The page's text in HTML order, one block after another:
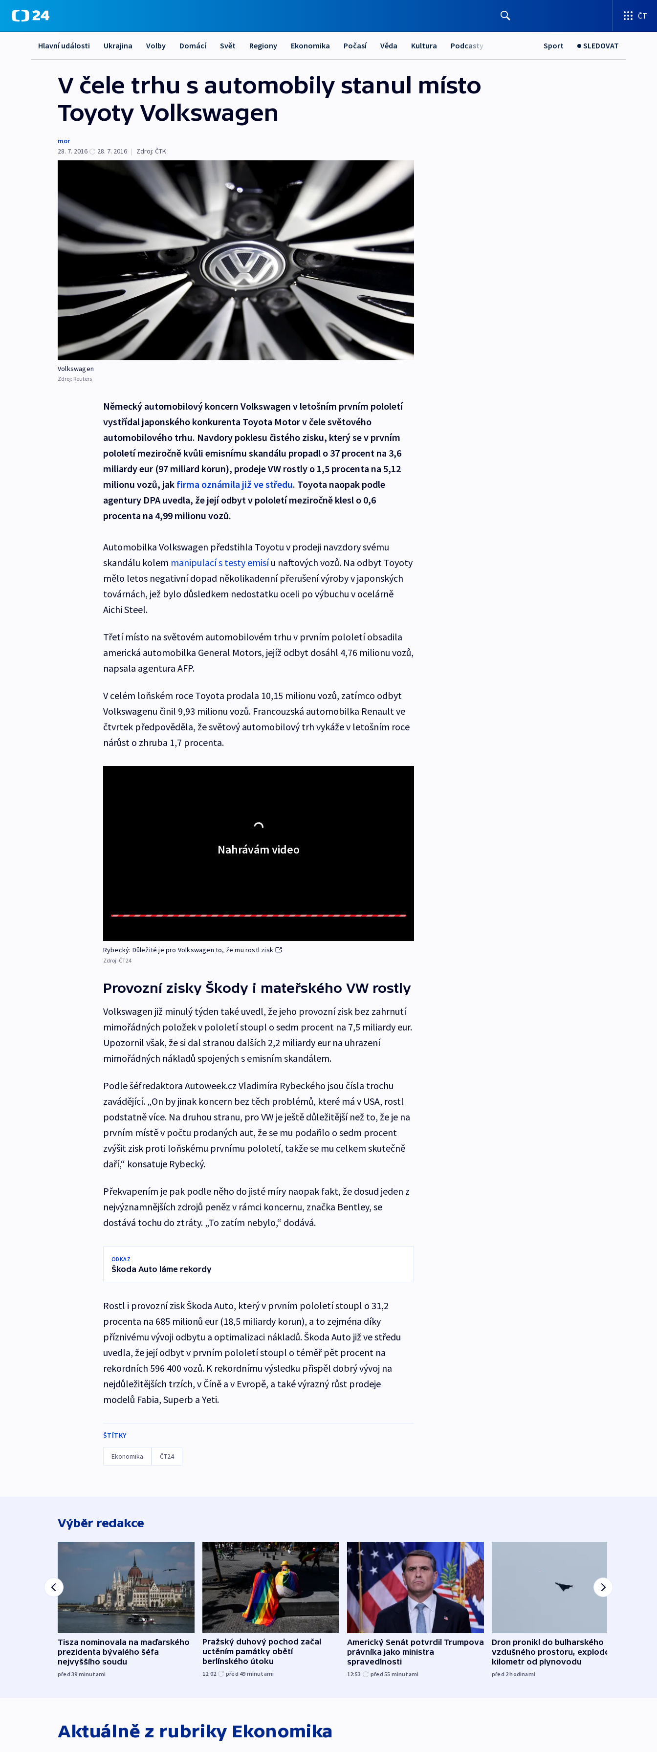
ČT
Hlavní události Ukrajina Volby Domácí Svět Regiony Ekonomika Počasí Věda Kultura Podcasty Sport SLEDOVAT
V čele trhu s automobily stanul místo
Toyoty Volkswagen
mor
28. 7. 2016
28. 7. 2016 | Zdroj: ČTK
Volkswagen
Zdroj: Reuters
Německý automobilový koncern Volkswagen v letošním prvním pololetí
vystřídal japonského konkurenta Toyota Motor v čele světového
automobilového trhu. Navdory poklesu čistého zisku, který se v prvním
pololetí meziročně kvůli emisnímu skandálu propadl o 37 procent na 3,6
miliardy eur (97 miliard korun), prodeje VW rostly o 1,5 procenta na 5,12
milionu vozů, jak firma oznámila již ve středu. Toyota naopak podle
agentury DPA uvedla, že její odbyt v pololetí meziročně klesl o 0,6
procenta na 4,99 milionu vozů.
Automobilka Volkswagen předstihla Toyotu v prodeji navzdory svému
skandálu kolem manipulací s testy emisíu naftových vozů. Na odbyt Toyoty
mělo letos negativní dopad několikadenní přerušení výroby v japonských
továrnách, jež bylo důsledkem nedostatku oceli po výbuchu v ocelárně
Aichi Steel.
Třetí místo na světovém automobilovém trhu v prvním pololetí obsadila
americká automobilka General Motors, jejíž odbyt dosáhl 4,76 milionu vozů,
napsala agentura AFP.
V celém loňském roce Toyota prodala 10,15 milionu vozů, zatímco odbyt
Volkswagenu činil 9,93 milionu vozů. Francouzská automobilka Renault ve
čtvrtek předpověděla, že světový automobilový trh vykáže v letošním roce
nárůst o zhruba 1,7 procenta.
Nahrávám video
Rybecký: Důležité je pro Volkswagen to, že mu rostl zisk
Zdroj: ČT24
Provozní zisky Škody i mateřského VW rostly
Volkswagen již minulý týden také uvedl, že jeho provozní zisk bez zahrnutí
mimořádných položek v pololetí stoupl o sedm procent na 7,5 miliardy eur.
Upozornil však, že si dal stranou dalších 2,2 miliardy eur na uhrazení
mimořádných nákladů spojených s emisním skandálem.
Podle šéfredaktora Autoweek.cz Vladimíra Rybeckého jsou čísla trochu
zavádějící. „On by jinak koncern bez těch problémů, které má v USA, rostl
podstatně více. Na druhou stranu, pro VW je ještě důležitější než to, že je na
prvním místě v počtu prodaných aut, že se mu podařilo o sedm procent
zvýšit zisk proti loňskému prvnímu pololetí, takže se mu celkem skutečně
daří,“ konsatuje Rybecký.
Překvapením je pak podle něho do jisté míry naopak fakt, že dosud jeden z
nejvýznamnějších zdrojů peněz v rámci koncernu, značka Bentley, se
dostává tochu do ztráty. „To zatím nebylo,“ dodává.
ODKAZ
Škoda Auto láme rekordy
Rostl i provozní zisk Škoda Auto, který v prvním pololetí stoupl o 31,2
procenta na 685 milionů eur (18,5 miliardy korun), a to zejména díky
příznivému vývoji odbytu a optimalizaci nákladů. Škoda Auto již ve středu
uvedla, že její odbyt v prvním pololetí stoupl o téměř pět procent na
rekordních 596 400 vozů. K rekordnímu výsledku přispěl dobrý vývoj na
nejdůležitějších trzích, v Číně a v Evropě, a také výrazný růst prodeje
modelů Fabia, Superb a Yeti.
ŠTÍTKY
Ekonomika ČT24
Výběr redakce
Tisza nominovala na maďarského
prezidenta bývalého šéfa
nejvyššího soudu
před 39 minutami
Pražský duhový pochod začal
uctěním památky obětí
berlínského útoku
12:02 před 49 minutami
Americký Senát potvrdil Trumpova
právníka jako ministra
spravedlnosti
12:53 před 55 minutami
Dron pronikl do bulharského
vzdušného prostoru, explodoval
kilometr od plynovodu
před 2hodinami
Aktuálně z rubriky Ekonomika